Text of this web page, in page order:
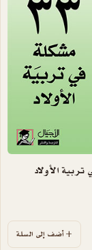
أضف إلى السلة